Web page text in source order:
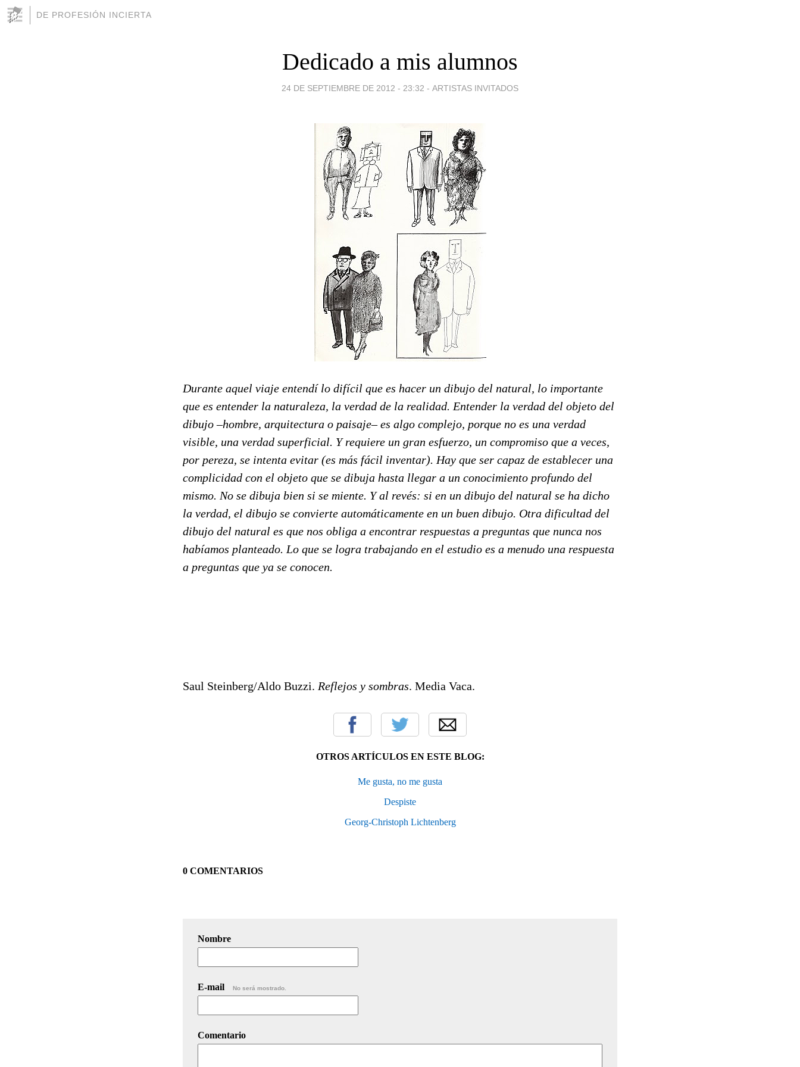
DE PROFESIÓN INCIERTA
Dedicado a mis alumnos
24 DE SEPTIEMBRE DE 2012 - 23:32 - ARTISTAS INVITADOS
Durante aquel viaje entendí lo difícil que es hacer un dibujo del natural, lo importante
que es entender la naturaleza, la verdad de la realidad. Entender la verdad del objeto del
dibujo –hombre, arquitectura o paisaje– es algo complejo, porque no es una verdad
visible, una verdad superficial. Y requiere un gran esfuerzo, un compromiso que a veces,
por pereza, se intenta evitar (es más fácil inventar). Hay que ser capaz de establecer una
complicidad con el objeto que se dibuja hasta llegar a un conocimiento profundo del
mismo. No se dibuja bien si se miente. Y al revés: si en un dibujo del natural se ha dicho
la verdad, el dibujo se convierte automáticamente en un buen dibujo. Otra dificultad del
dibujo del natural es que nos obliga a encontrar respuestas a preguntas que nunca nos
habíamos planteado. Lo que se logra trabajando en el estudio es a menudo una respuesta
a preguntas que ya se conocen.
Saul Steinberg/Aldo Buzzi. Reflejos y sombras. Media Vaca.
OTROS ARTÍCULOS EN ESTE BLOG:
Me gusta, no me gusta
Despiste
Georg-Christoph Lichtenberg
0 COMENTARIOS
Nombre
E-mail No será mostrado.
Comentario